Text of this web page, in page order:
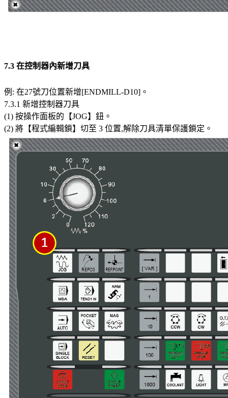
7.3 在控制器內新增刀具
例: 在27號刀位置新增[ENDMILL-D10]。
7.3.1 新增控制器刀具
(1) 按操作面板的【JOG】鈕。
(2) 將【程式編輯鎖】切至 3 位置,解除刀具清單保護鎖定。